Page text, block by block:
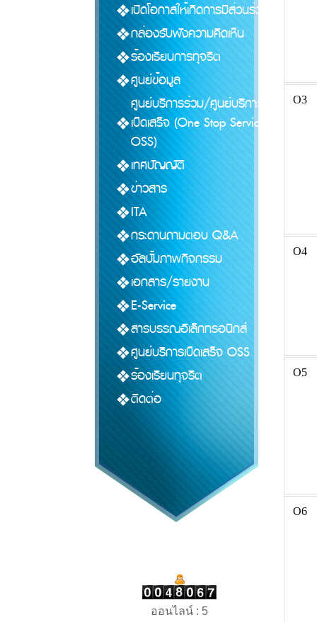
เปิดโอกาสให้เกิดการมีส่วนร่วม
กล่องรับฟังความคิดเห็น
ร้องเรียนการทุจริต
ศูนย์ข้อมูล
ศูนย์บริการร่วม/ศูนย์บริการแบบ
เบ็ดเสร็จ (One Stop Service :
OSS)
เทศบัญญัติ
ข่าวสาร
ITA
กระดานถามตอบ Q&A
อัลบั้มภาพกิจกรรม
เอกสาร/รายงาน
E-Service
สารบรรณอิเล็กทรอนิกส์
ศูนย์บริการเบ็ดเสร็จ OSS
ร้องเรียนทุจริต
ติดต่อ
ออนไลน์ : 5
O3
O4
O5
O6